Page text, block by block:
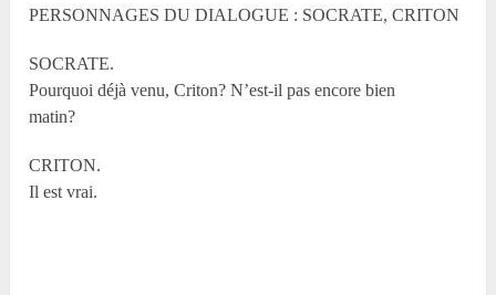
PERSONNAGES DU DIALOGUE : SOCRATE, CRITON
SOCRATE.
Pourquoi déjà venu, Criton? N’est-il pas encore bien
matin?
CRITON.
Il est vrai.